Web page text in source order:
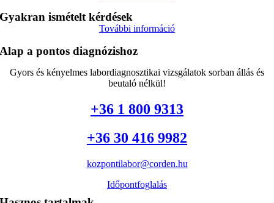
Gyakran ismételt kérdések
További információ
Alap a pontos diagnózishoz
Gyors és kényelmes labordiagnosztikai vizsgálatok sorban állás és
beutaló nélkül!
+36 1 800 9313
+36 30 416 9982
kozpontilabor@corden.hu
Időpontfoglalás